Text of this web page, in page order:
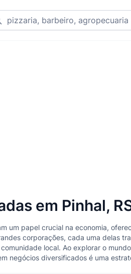
em Pinhal,
um papel crucial na economia,
corporações, cada uma delas
local. Ao explorar o
negócios diversificados é uma